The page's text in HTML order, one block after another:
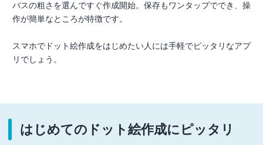
バスの粗さを選んですぐ作成開始。保存もワンタップででき、操
作が簡単なところが特徴です。
スマホでドット絵作成をはじめたい人には手軽でピッタリなアプ
リでしょう。
はじめてのドット絵作成にピッタリ